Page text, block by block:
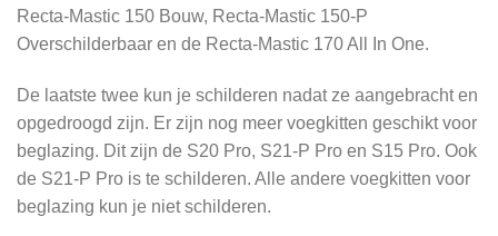
Recta-Mastic 150 Bouw, Recta-Mastic 150-P
Overschilderbaar en de Recta-Mastic 170 All In One.
De laatste twee kun je schilderen nadat ze aangebracht en
opgedroogd zijn. Er zijn nog meer voegkitten geschikt voor
beglazing. Dit zijn de S20 Pro, S21-P Pro en S15 Pro. Ook
de S21-P Pro is te schilderen. Alle andere voegkitten voor
beglazing kun je niet schilderen.